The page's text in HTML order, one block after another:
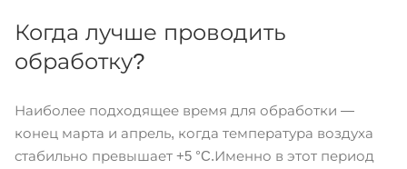
Когда лучше проводить
обработку?
Наиболее подходящее время для обработки —
конец марта и апрель, когда температура воздуха
стабильно превышает +5 °C.Именно в этот период